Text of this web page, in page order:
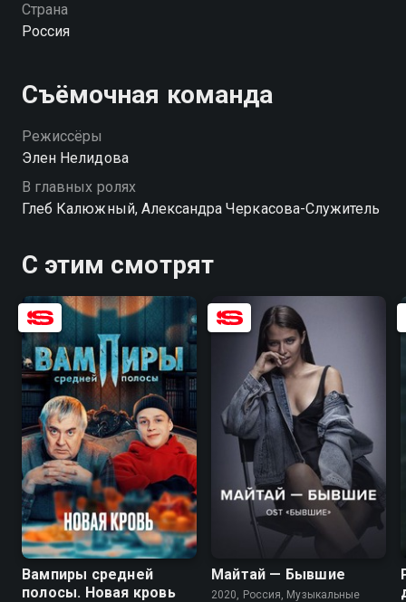
Страна
Россия
Съёмочная команда
Режиссёры
Элен Нелидова
В главных ролях
Глеб Калюжный, Александра Черкасова-Служитель
С этим смотрят
Вампиры средней
полосы. Новая кровь
Майтай — Бывшие
2020, Россия, Музыкальные